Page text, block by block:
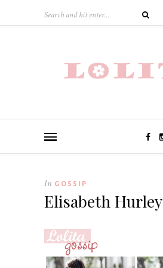
In GOSSIP
Elisabeth Hurley